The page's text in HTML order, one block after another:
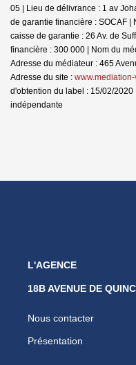
05 | Lieu de délivrance : 1 av
de garantie financière : SOCAF |
caisse de garantie : 26 Av. de
financière : 300 000 | Nom du
Adresse du médiateur : 465
Adresse du site :
d'obtention du label : 15/02/2020
indépendante
L'AGENCE
18B AVENUE DE
Nous contacter
Présentation